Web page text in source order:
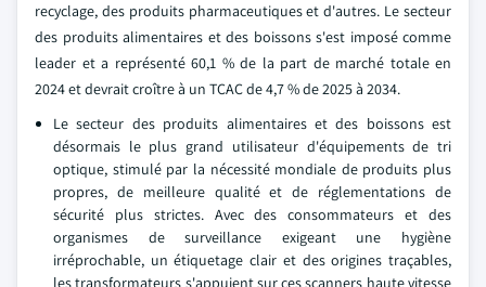
recyclage, des produits pharmaceutiques et d'autres. Le secteur
des produits alimentaires et des boissons s'est imposé comme
leader et a représenté 60,1 % de la part de marché totale en
2024 et devrait croître à un TCAC de 4,7 % de 2025 à 2034.
Le secteur des produits alimentaires et des boissons est
désormais le plus grand utilisateur d'équipements de tri
optique, stimulé par la nécessité mondiale de produits plus
propres, de meilleure qualité et de réglementations de
sécurité plus strictes. Avec des consommateurs et des
organismes de surveillance exigeant une hygiène
irréprochable, un étiquetage clair et des origines traçables,
les transformateurs s'appuient sur ces scanners haute vitesse